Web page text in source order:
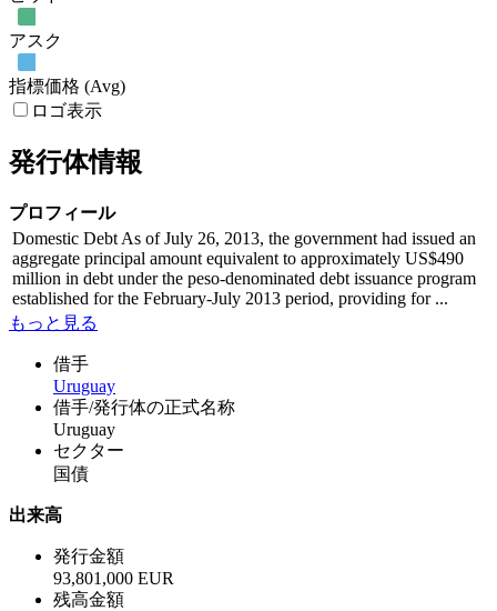
アスク
指標価格 (Avg)
ロゴ表示
発行体情報
プロフィール
Domestic Debt As of July 26, 2013, the government had issued an
aggregate principal amount equivalent to approximately US$490
million in debt under the peso-denominated debt issuance program
established for the February-July 2013 period, providing for ...
もっと見る
借手
Uruguay
借手/発行体の正式名称
Uruguay
セクター
国債
出来高
発行金額
93,801,000 EUR
残高金額